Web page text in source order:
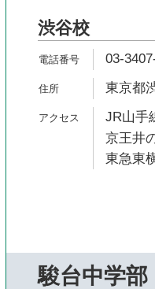
渋谷校
03-
東京都
JR山手
京王井
東急東
駿台中学部